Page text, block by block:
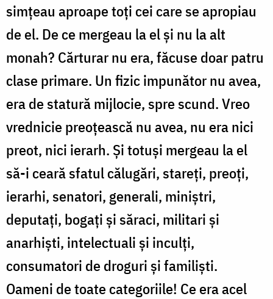
simţeau aproape toţi cei care se apropiau
de el. De ce mergeau la el şi nu la alt
monah? Cărturar nu era, făcuse doar patru
clase primare. Un fizic impunător nu avea,
era de statură mijlocie, spre scund. Vreo
vrednicie preoţească nu avea, nu era nici
preot, nici ierarh. Şi totuşi mergeau la el
să-i ceară sfatul călugări, stareţi, preoţi,
ierarhi, senatori, generali, miniştri,
deputaţi, bogaţi şi săraci, militari şi
anarhişti, intelectuali şi inculţi,
consumatori de droguri şi familişti.
Oameni de toate categoriile! Ce era acel